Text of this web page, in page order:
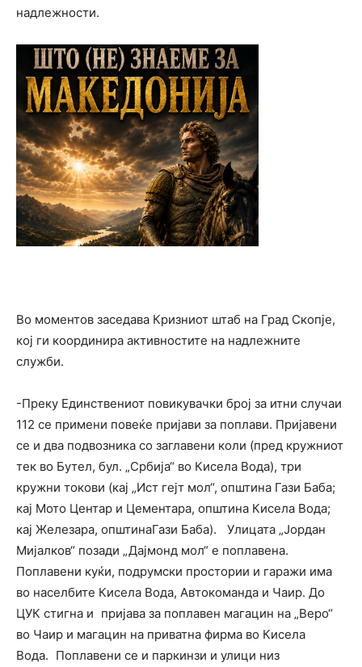
надлежности.
Во моментов заседава Кризниот штаб на Град Скопје,
кој ги координира активностите на надлежните
служби.
-Преку Единствениот повикувачки број за итни случаи
112 се примени повеќе пријави за поплави. Пријавени
се и два подвозника со заглавени коли (пред кружниот
тек во Бутел, бул. „Србија“ во Кисела Вода), три
кружни токови (кај „Ист гејт мол“, општина Гази Баба;
кај Мото Центар и Цементара, општина Кисела Вода;
кај Железара, општинаГази Баба). Улицата „Јордан
Мијалков“ позади „Дајмонд мол“ е поплавена.
Поплавени куќи, подрумски простории и гаражи има
во населбите Кисела Вода, Автокоманда и Чаир. До
ЦУК стигна и пријава за поплавен магацин на „Веро“
во Чаир и магацин на приватна фирма во Кисела
Вода. Поплавени се и паркинзи и улици низ